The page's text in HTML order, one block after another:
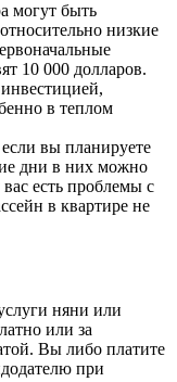
могут быть
низкие
10 000 долларов.
в теплом
вы планируете
дни в них можно
есть проблемы с
в квартире не
няни или
или за
Вы либо платите
при